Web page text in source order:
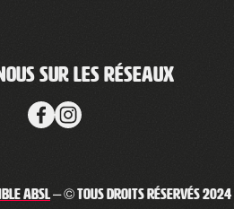
sur les réseaux
ABSL– © Tous droits réservés 2024